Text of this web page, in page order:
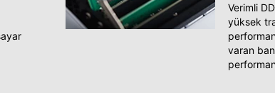
Verimli
yüksek
varan